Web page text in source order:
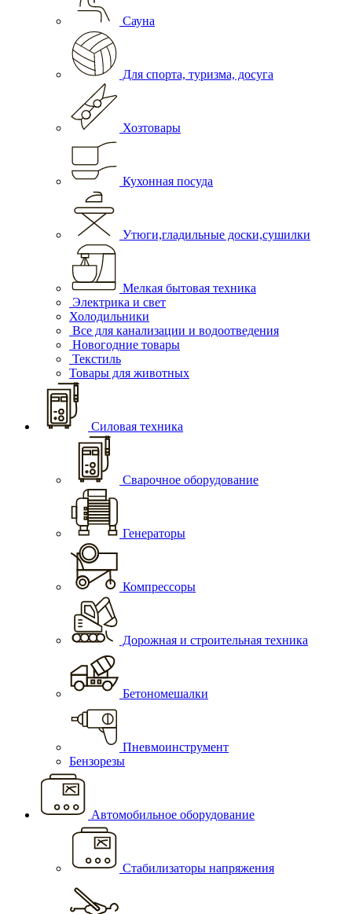
Сауна
Для спорта, туризма, досуга
Хозтовары
Кухонная посуда
Утюги,гладильные доски,сушилки
Мелкая бытовая техника
Электрика и свет
Холодильники
Все для канализации и водоотведения
Новогодние товары
Текстиль
Товары для животных
Силовая техника
Сварочное оборудование
Генераторы
Компрессоры
Дорожная и строительная техника
Бетономешалки
Пневмоинструмент
Бензорезы
Автомобильное оборудование
Стабилизаторы напряжения